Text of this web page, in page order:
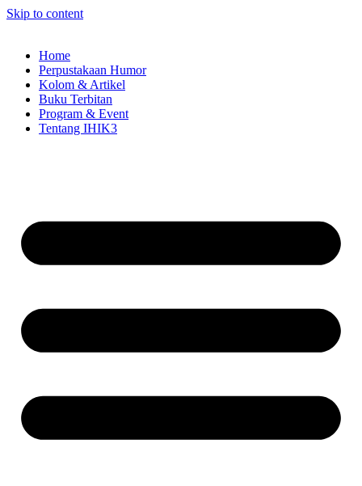
Skip to content
Home
Perpustakaan Humor
Kolom & Artikel
Buku Terbitan
Program & Event
Tentang IHIK3